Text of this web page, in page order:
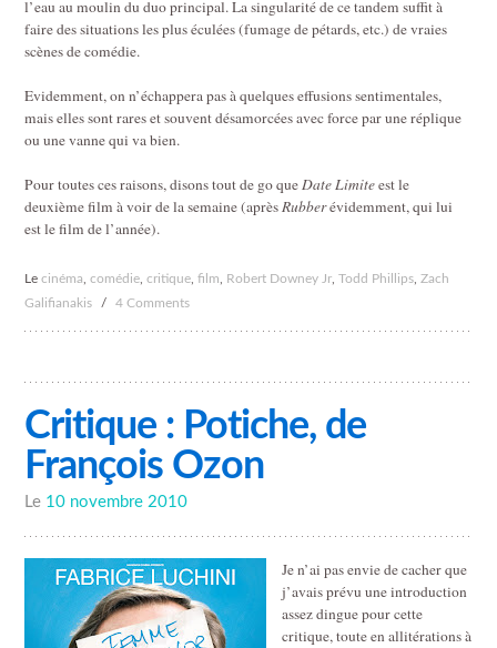
l’eau au moulin du duo principal. La singularité de ce tandem suffit à
faire des situations les plus éculées (fumage de pétards, etc.) de vraies
scènes de comédie.
Evidemment, on n’échappera pas à quelques effusions sentimentales,
mais elles sont rares et souvent désamorcées avec force par une réplique
ou une vanne qui va bien.
Pour toutes ces raisons, disons tout de go queDate Limiteest le
deuxième film à voir de la semaine (aprèsRubberévidemment, qui lui
est le film de l’année).
Lecinéma ,comédie ,critique ,film Robert Downey Jr ,Todd Phillips ,Zach
Galifianakis
/ 4 Comments
Critique : Potiche, de
François Ozon
Le 10 novembre 2010
Je n’ai pas envie de cacher que
j’avais prévu une introduction
assez dingue pour cette
critique, toute en allitérations à